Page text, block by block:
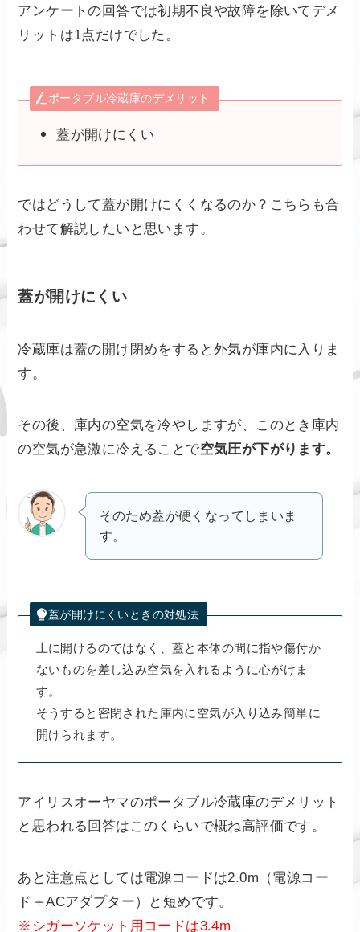
アンケートの回答では初期不良や故障を除いてデメ
リットは1点だけでした。
ポータブル冷蔵庫のデメリット
蓋が開けにくい
ではどうして蓋が開けにくくなるのか？こちらも合
わせて解説したいと思います。
蓋が開けにくい
冷蔵庫は蓋の開け閉めをすると外気が庫内に入りま
す。
その後、庫内の空気を冷やしますが、このとき庫内
の空気が急激に冷えることで空気圧が下がります。
そのため蓋が硬くなってしまいま
す。
蓋が開けにくいときの対処法
上に開けるのではなく、蓋と本体の間に指や傷付か
ないものを差し込み空気を入れるように心がけま
す。
そうすると密閉された庫内に空気が入り込み簡単に
開けられます。
アイリスオーヤマのポータブル冷蔵庫のデメリット
と思われる回答はこのくらいで概ね高評価です。
あと注意点としては電源コードは2.0m（電源コー
ド＋ACアダプター）と短めです。
※シガーソケット用コードは3.4m